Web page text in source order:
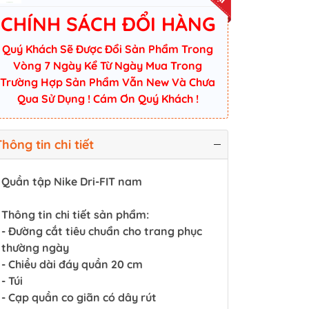
CHÍNH SÁCH ĐỔI HÀNG
Quý Khách Sẽ Được Đổi Sản Phẩm Trong
Vòng 7 Ngày Kể Từ Ngày Mua Trong
Trường Hợp Sản Phẩm Vẫn New Và Chưa
Qua Sử Dụng ! Cám Ơn Quý Khách !
tin chi tiết
Quần tập Nike Dri-FIT nam
Thông tin chi tiết sản phẩm:
- Đường cắt tiêu chuẩn cho trang phục
thường ngày
- Chiều dài đáy quần 20 cm
- Túi
- Cạp quần co giãn có dây rút